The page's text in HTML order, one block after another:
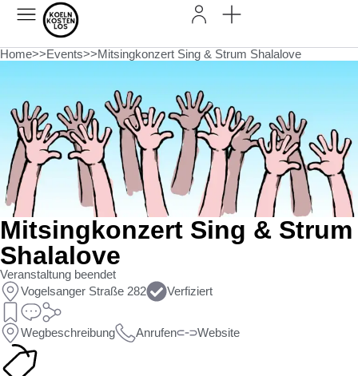
Home>>Events>>Mitsingkonzert Sing & Strum Shalalove
Mitsingkonzert Sing & Strum
Shalalove
Veranstaltung beendet
Vogelsanger Straße 282
Verfiziert
Wegbeschreibung Anrufen Website